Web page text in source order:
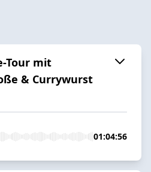
Tour mit
& Currywurst
01:04:56